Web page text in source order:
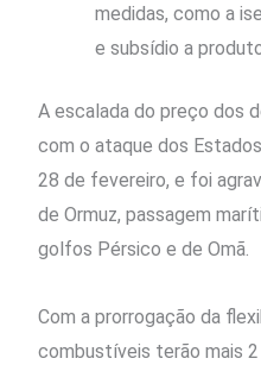
medidas, como a
e subsídio a
A escalada do preço dos
com o ataque dos
28 de fevereiro, e foi
de Ormuz, passagem
golfos Pérsico e de Omã.
Com a prorrogação da
combustíveis terão mais